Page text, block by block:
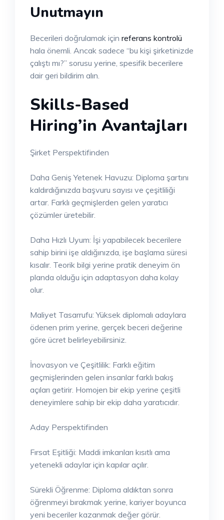
Unutmayın
Becerileri doğrulamak için referans kontrolü
hala önemli. Ancak sadece “bu kişi şirketinizde
çalıştı mı?” sorusu yerine, spesifik becerilere
dair geri bildirim alın.
Skills-Based
Hiring’in Avantajları
Şirket Perspektifinden
Daha Geniş Yetenek Havuzu: Diploma şartını
kaldırdığınızda başvuru sayısı ve çeşitliliği
artar. Farklı geçmişlerden gelen yaratıcı
çözümler üretebilir.
Daha Hızlı Uyum: İşi yapabilecek becerilere
sahip birini işe aldığınızda, işe başlama süresi
kısalır. Teorik bilgi yerine pratik deneyim ön
planda olduğu için adaptasyon daha kolay
olur.
Maliyet Tasarrufu: Yüksek diplomalı adaylara
ödenen prim yerine, gerçek beceri değerine
göre ücret belirleyebilirsiniz.
İnovasyon ve Çeşitlilik: Farklı eğitim
geçmişlerinden gelen insanlar farklı bakış
açıları getirir. Homojen bir ekip yerine çeşitli
deneyimlere sahip bir ekip daha yaratıcıdır.
Aday Perspektifinden
Fırsat Eşitliği: Maddi imkanları kısıtlı ama
yetenekli adaylar için kapılar açılır.
Sürekli Öğrenme: Diploma aldıktan sonra
öğrenmeyi bırakmak yerine, kariyer boyunca
yeni beceriler kazanmak değer görür.